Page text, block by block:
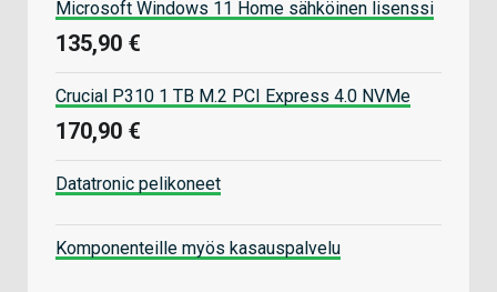
Microsoft Windows 11 Home sähköinen lisenssi
135,90 €
Crucial P310 1 TB M.2 PCI Express 4.0 NVMe
170,90 €
Datatronic pelikoneet
Komponenteille myös kasauspalvelu